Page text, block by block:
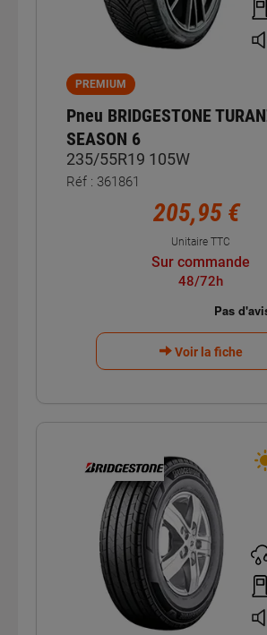
PREMIUM
Pneu BRIDGESTONE
SEASON 6
235/55R19 105W
Réf : 361861
205,95 €
Unitaire TTC
Sur commande
48/72h
Voir la fiche